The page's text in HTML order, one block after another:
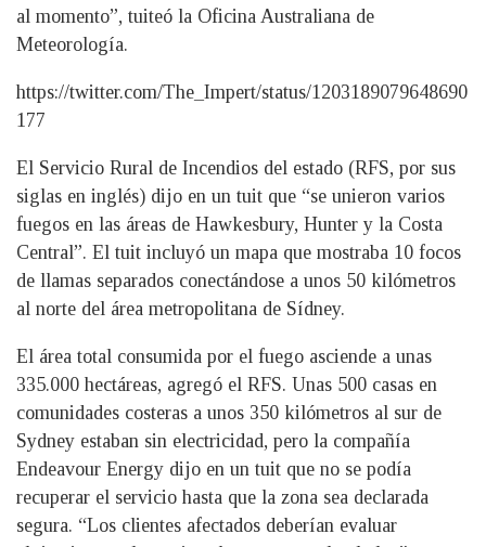
al momento”, tuiteó la Oficina Australiana de
Meteorología.
https://twitter.com/The_Impert/status/1203189079648690
177
El Servicio Rural de Incendios del estado (RFS, por sus
siglas en inglés) dijo en un tuit que “se unieron varios
fuegos en las áreas de Hawkesbury, Hunter y la Costa
Central”. El tuit incluyó un mapa que mostraba 10 focos
de llamas separados conectándose a unos 50 kilómetros
al norte del área metropolitana de Sídney.
El área total consumida por el fuego asciende a unas
335.000 hectáreas, agregó el RFS. Unas 500 casas en
comunidades costeras a unos 350 kilómetros al sur de
Sydney estaban sin electricidad, pero la compañía
Endeavour Energy dijo en un tuit que no se podía
recuperar el servicio hasta que la zona sea declarada
segura. “Los clientes afectados deberían evaluar